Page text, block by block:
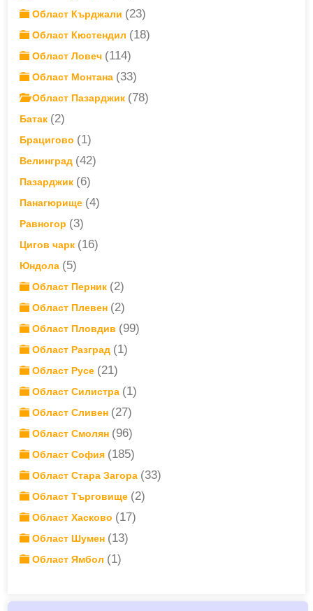
Област Кърджали (23)
Област Кюстендил (18)
Област Ловеч (114)
Област Монтана (33)
Област Пазарджик (78)
Батак (2)
Брацигово (1)
Велинград (42)
Пазарджик (6)
Панагюрище (4)
Равногор (3)
Цигов чарк (16)
Юндола (5)
Област Перник (2)
Област Плевен (2)
Област Пловдив (99)
Област Разград (1)
Област Русе (21)
Област Силистра (1)
Област Сливен (27)
Област Смолян (96)
Област София (185)
Област Стара Загора (33)
Област Търговище (2)
Област Хасково (17)
Област Шумен (13)
Област Ямбол (1)